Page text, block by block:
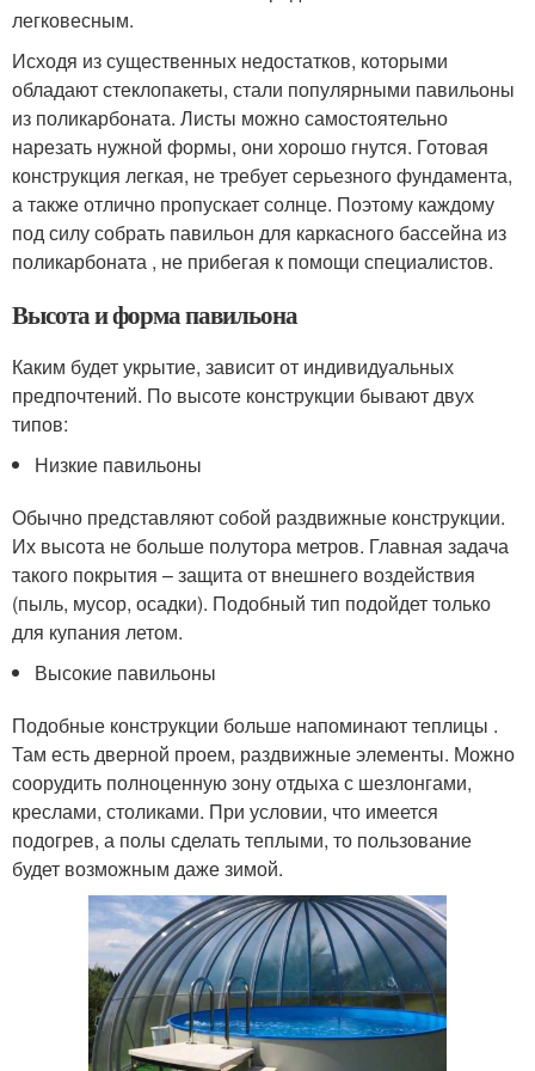
легковесным.
Исходя из существенных недостатков, которыми
обладают стеклопакеты, стали популярными павильоны
из поликарбоната. Листы можно самостоятельно
нарезать нужной формы, они хорошо гнутся. Готовая
конструкция легкая, не требует серьезного фундамента,
а также отлично пропускает солнце. Поэтому каждому
под силу собрать павильон для каркасного бассейна из
поликарбоната , не прибегая к помощи специалистов.
Высота и форма павильона
Каким будет укрытие, зависит от индивидуальных
предпочтений. По высоте конструкции бывают двух
типов:
Низкие павильоны
Обычно представляют собой раздвижные конструкции.
Их высота не больше полутора метров. Главная задача
такого покрытия – защита от внешнего воздействия
(пыль, мусор, осадки). Подобный тип подойдет только
для купания летом.
Высокие павильоны
Подобные конструкции больше напоминают теплицы .
Там есть дверной проем, раздвижные элементы. Можно
соорудить полноценную зону отдыха с шезлонгами,
креслами, столиками. При условии, что имеется
подогрев, а полы сделать теплыми, то пользование
будет возможным даже зимой.